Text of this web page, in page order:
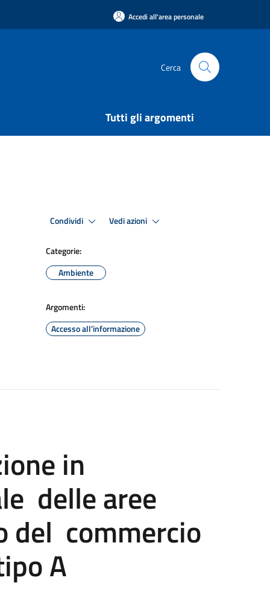
Accedi all'area personale
Cerca
Tutti gli argomenti
Condividi Vedi azioni
Categorie:
Ambiente
Argomenti:
Accesso all'informazione
in
delle aree
del commercio
A